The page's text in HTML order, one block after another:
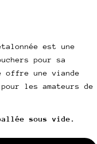
est une
pour sa
offre une viande
les amateurs de
sous vide.